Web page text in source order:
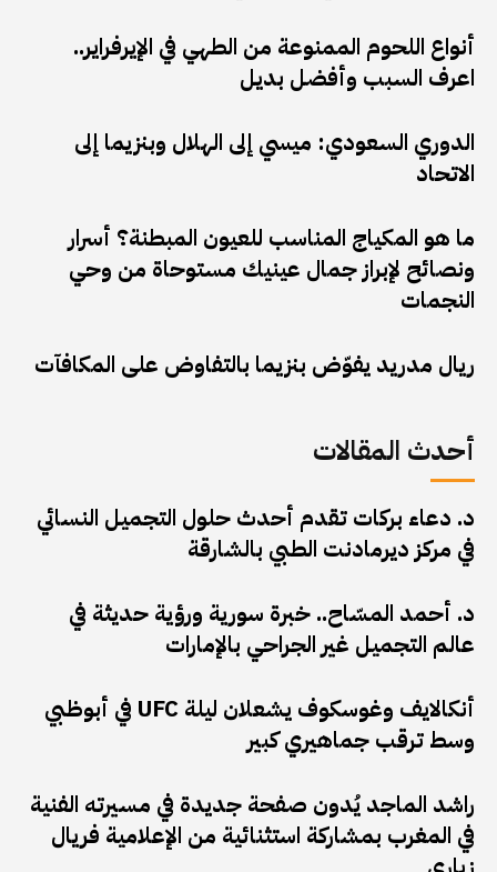
أنواع اللحوم الممنوعة من الطهي في الإيرفراير..
اعرف السبب وأفضل بديل
الدوري السعودي: ميسي إلى الهلال وبنزيما إلى
الاتحاد
ما هو المكياج المناسب للعيون المبطنة؟ أسرار
ونصائح لإبراز جمال عينيك مستوحاة من وحي
النجمات
ريال مدريد يفوّض بنزيما بالتفاوض على المكافآت
أحدث المقالات
د. دعاء بركات تقدم أحدث حلول التجميل النسائي
في مركز ديرمادنت الطبي بالشارقة
د. أحمد المسّاح.. خبرة سورية ورؤية حديثة في
عالم التجميل غير الجراحي بالإمارات
أنكالايف وغوسكوف يشعلان ليلة UFC في أبوظبي
وسط ترقب جماهيري كبير
راشد الماجد يُدون صفحة جديدة في مسيرته الفنية
في المغرب بمشاركة استثنائية من الإعلامية فريال